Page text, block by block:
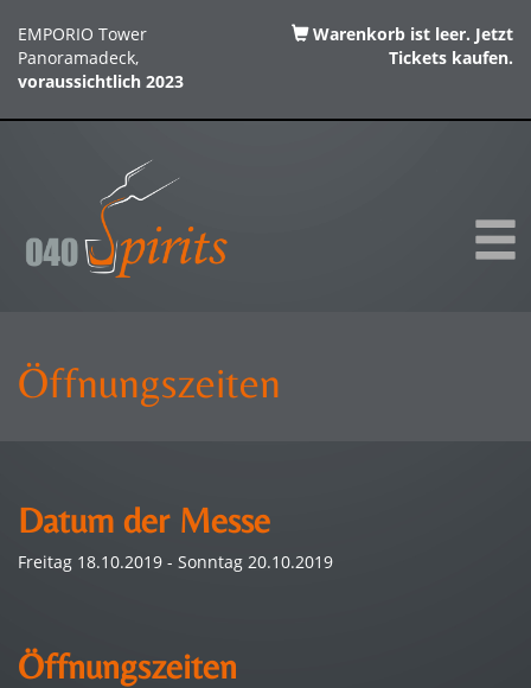
EMPORIO Tower
Panoramadeck,
voraussichtlich 2023
Warenkorb ist leer. Jetzt
Tickets kaufen.
Öffnungszeiten
Datum der Messe
Freitag 18.10.2019 - Sonntag 20.10.2019
Öffnungszeiten